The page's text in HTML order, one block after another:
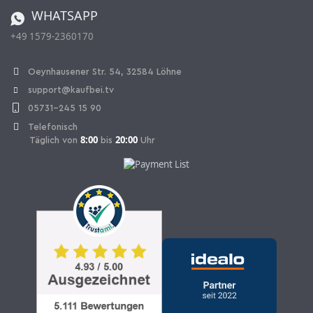
Vertrag widerrufen
WHATSAPP
+49 1579-2360170
Oeynhausener Str. 54, 32584 Löhne
support@kaufbei.tv
05731-245 15 90
Telefonisch
Täglich von 8:00 bis 20:00 Uhr